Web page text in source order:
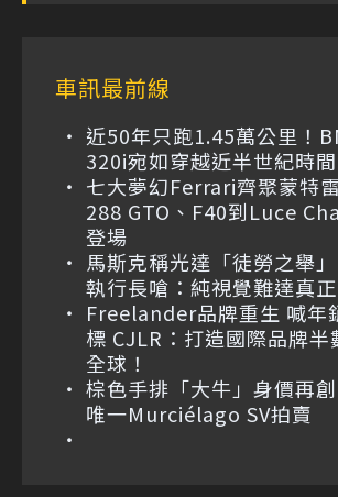
車訊最前線
近50年只跑1.45萬公里！
320i宛如穿越近半世紀時間
七大夢幻Ferrari齊聚蒙特
288 GTO、F40到Luce
登場
馬斯克稱光達「徒勞之舉
執行長嗆：純視覺難達真
Freelander品牌重生 喊年
標 CJLR：打造國際品牌半
全球！
棕色手排「大牛」身價再
唯一Murciélago SV拍賣